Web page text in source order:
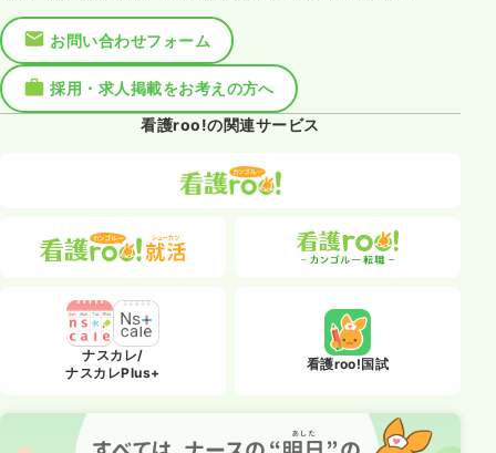
お問い合わせフォーム
採用・求人掲載をお考えの方へ
看護roo!の関連サービス
ナスカレ/
ナスカレPlus+
看護roo!国試